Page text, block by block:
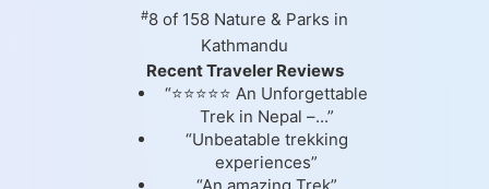
#8 of 158 Nature & Parks in
Kathmandu
Recent Traveler Reviews
“⭐⭐⭐⭐⭐ An Unforgettable
Trek in Nepal –...”
“Unbeatable trekking
experiences”